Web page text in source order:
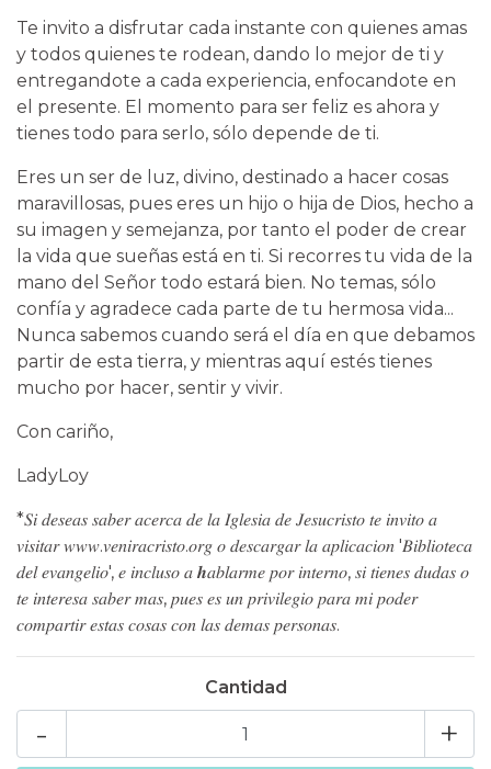
Te invito a disfrutar cada instante con quienes amas
y todos quienes te rodean, dando lo mejor de ti y
entregandote a cada experiencia, enfocandote en
el presente. El momento para ser feliz es ahora y
tienes todo para serlo, sólo depende de ti.
Eres un ser de luz, divino, destinado a hacer cosas
maravillosas, pues eres un hijo o hija de Dios, hecho a
su imagen y semejanza, por tanto el poder de crear
la vida que sueñas está en ti. Si recorres tu vida de la
mano del Señor todo estará bien. No temas, sólo
confía y agradece cada parte de tu hermosa vida...
Nunca sabemos cuando será el día en que debamos
partir de esta tierra, y mientras aquí estés tienes
mucho por hacer, sentir y vivir.
Con cariño,
LadyLoy
*𝑆𝑖 𝑑𝑒𝑠𝑒𝑎𝑠 𝑠𝑎𝑏𝑒𝑟 𝑎𝑐𝑒𝑟𝑐𝑎 𝑑𝑒 𝑙𝑎 𝐼𝑔𝑙𝑒𝑠𝑖𝑎 𝑑𝑒 𝐽𝑒𝑠𝑢𝑐𝑟𝑖𝑠𝑡𝑜 𝑡𝑒 𝑖𝑛𝑣𝑖𝑡𝑜 𝑎
𝑣𝑖𝑠𝑖𝑡𝑎𝑟 𝑤𝑤𝑤.𝑣𝑒𝑛𝑖𝑟𝑎𝑐𝑟𝑖𝑠𝑡𝑜.𝑜𝑟𝑔 𝑜 𝑑𝑒𝑠𝑐𝑎𝑟𝑔𝑎𝑟 𝑙𝑎 𝑎𝑝𝑙𝑖𝑐𝑎𝑐𝑖𝑜𝑛 '𝐵𝑖𝑏𝑙𝑖𝑜𝑡𝑒𝑐𝑎
𝑑𝑒𝑙 𝑒𝑣𝑎𝑛𝑔𝑒𝑙𝑖𝑜', 𝑒 𝑖𝑛𝑐𝑙𝑢𝑠𝑜 𝑎 𝒉𝑎𝑏𝑙𝑎𝑟𝑚𝑒 𝑝𝑜𝑟 𝑖𝑛𝑡𝑒𝑟𝑛𝑜, 𝑠𝑖 𝑡𝑖𝑒𝑛𝑒𝑠 𝑑𝑢𝑑𝑎𝑠 𝑜
𝑡𝑒 𝑖𝑛𝑡𝑒𝑟𝑒𝑠𝑎 𝑠𝑎𝑏𝑒𝑟 𝑚𝑎𝑠, 𝑝𝑢𝑒𝑠 𝑒𝑠 𝑢𝑛 𝑝𝑟𝑖𝑣𝑖𝑙𝑒𝑔𝑖𝑜 𝑝𝑎𝑟𝑎 𝑚𝑖 𝑝𝑜𝑑𝑒𝑟
𝑐𝑜𝑚𝑝𝑎𝑟𝑡𝑖𝑟 𝑒𝑠𝑡𝑎𝑠 𝑐𝑜𝑠𝑎𝑠 𝑐𝑜𝑛 𝑙𝑎𝑠 𝑑𝑒𝑚𝑎𝑠 𝑝𝑒𝑟𝑠𝑜𝑛𝑎𝑠.
Cantidad
+
-